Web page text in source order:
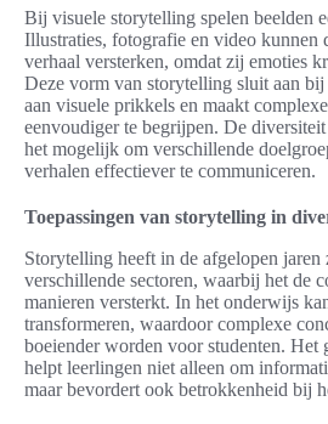
Bij visuele storytelling spelen beelden
Illustraties, fotografie en video kunnen
verhaal versterken, omdat zij emoties
Deze vorm van storytelling sluit aan bij
aan visuele prikkels en maakt
eenvoudiger te begrijpen. De
het mogelijk om verschillende
verhalen effectiever te communiceren.
Toepassingen van storytelling in
Storytelling heeft in de afgelopen
verschillende sectoren, waarbij het de
manieren versterkt. In het onderwijs
transformeren, waardoor complexe
boeiender worden voor studenten. Het
helpt leerlingen niet alleen om
maar bevordert ook betrokkenheid bij